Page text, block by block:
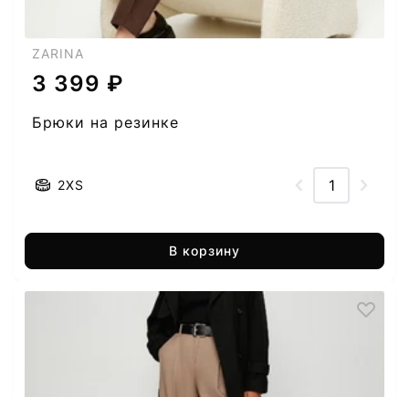
ZARINA
3 399 ₽
Брюки на резинке
2XS
В корзину